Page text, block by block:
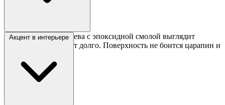
Слэб из массива дерева с эпоксидной смолой выглядит
благородно и служит долго. Поверхность не боится царапин и
Акцент в интерьере